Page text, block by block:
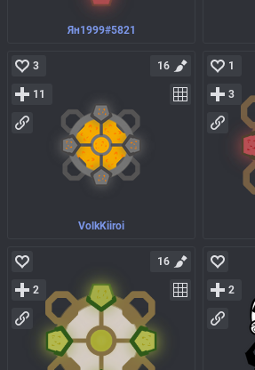
Ян1999#5821
VolkKiiroi
3
11
16 1
3
2
16
2